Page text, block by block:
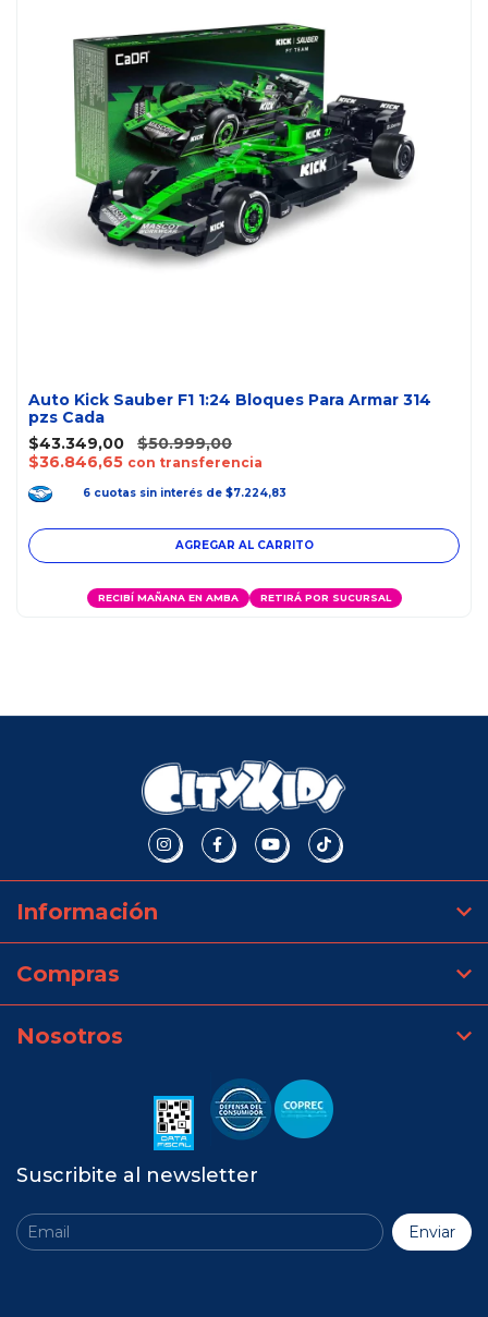
Auto Kick Sauber F1 1:24 Bloques Para Armar 314
pzs Cada
$43.349,00
$50.999,00
$36.846,65 con transferencia
6 cuotas sin interés de $7.224,83
RECIBÍ MAÑANA EN AMBA RETIRÁ POR SUCURSAL
Información
Compras
Nosotros
Suscribite al newsletter